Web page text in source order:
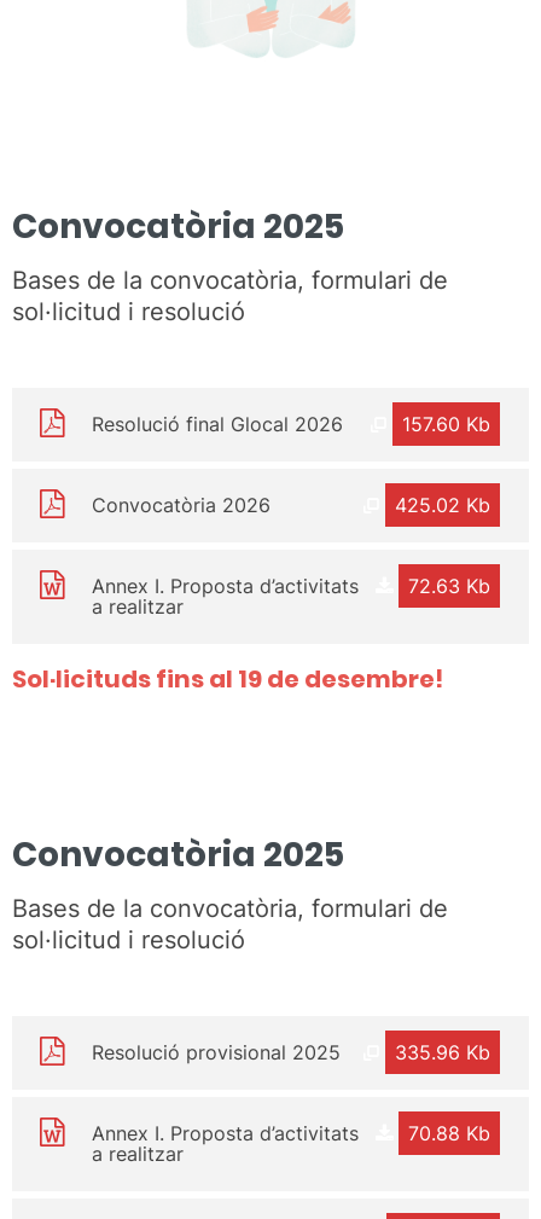
Convocatòria 2025
Bases de la convocatòria, formulari de
sol·licitud i resolució
157.60 Kb
Resolució final Glocal 2026
425.02 Kb
Convocatòria 2026
72.63 Kb
Annex I. Proposta d’activitats
a realitzar
Sol·licituds fins al 19 de desembre!
Convocatòria 2025
Bases de la convocatòria, formulari de
sol·licitud i resolució
335.96 Kb
Resolució provisional 2025
70.88 Kb
Annex I. Proposta d’activitats
a realitzar